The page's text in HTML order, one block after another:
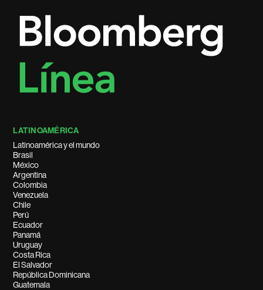
LATINOAMÉRICA
Latinoamérica y el mundo
Brasil
México
Argentina
Colombia
Venezuela
Chile
Perú
Ecuador
Panamá
Uruguay
Costa Rica
El Salvador
República Dominicana
Guatemala